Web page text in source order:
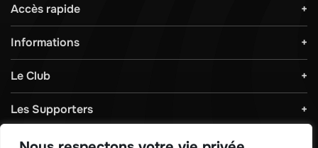
Accès rapide
Informations
Le Club
Les Supporters
Règlements & Sécurité